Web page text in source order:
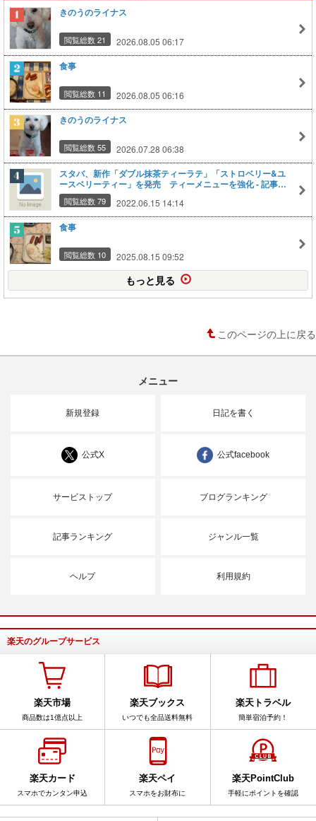
きのうのライナス
閲覧総数 21 2026.08.05 06:17
食事
閲覧総数 11 2026.08.05 06:16
きのうのライナス
閲覧総数 55 2026.07.28 06:38
スタバ、新作「ダブル抹茶ティーラテ」「ストロベリー&ユ
ースベリーティー」を発売 ティーメニューを強化 - 記事詳
細｜Infoseekニュース
閲覧総数 79 2022.06.15 14:14
食事
閲覧総数 10 2025.08.15 09:52
もっと見る
このページの上に戻る
メニュー
新規登録 日記を書く
公式X 公式facebook
サービストップ ブログランキング
記事ランキング ジャンル一覧
ヘルプ 利用規約
楽天のグループサービス
楽天市場
商品数は1億点以上
楽天ブックス
いつでも全品送料無料
楽天トラベル
簡単宿泊予約！
楽天カード
スマホでカンタン申込
楽天ペイ
スマホをお財布に
楽天PointClub
手軽にポイントを確認